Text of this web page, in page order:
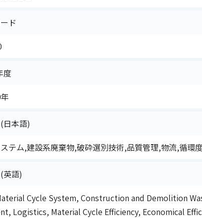
ド
度
日本語)
テム,建設系廃棄物,破砕選別技術,品質管理,物流,循環
英語)
Cycle System, Construction and Demolition
Logistics, Material Cycle Efficiency, Economical